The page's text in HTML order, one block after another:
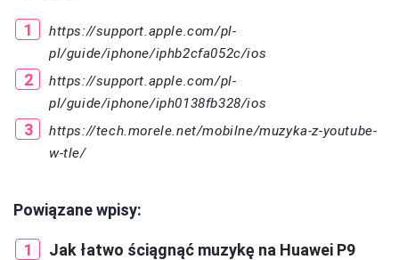
https://support.apple.com/pl-
pl/guide/iphone/iphb2cfa052c/ios
https://support.apple.com/pl-
pl/guide/iphone/iph0138fb328/ios
https://tech.morele.net/mobilne/muzyka-z-youtube-
w-tle/
Powiązane wpisy:
Jak łatwo ściągnąć muzykę na Huawei P9